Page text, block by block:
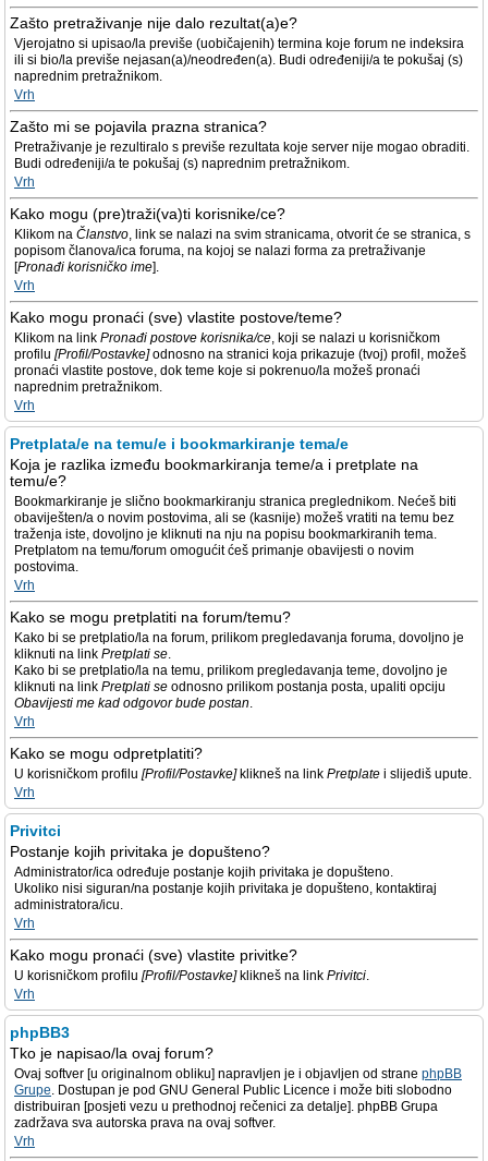
Zašto pretraživanje nije dalo rezultat(a)e?
Vjerojatno si upisao/la previše (uobičajenih) termina koje forum ne indeksira
ili si bio/la previše nejasan(a)/neodređen(a). Budi određeniji/a te pokušaj (s)
naprednim pretražnikom.
Vrh
Zašto mi se pojavila prazna stranica?
Pretraživanje je rezultiralo s previše rezultata koje server nije mogao obraditi.
Budi određeniji/a te pokušaj (s) naprednim pretražnikom.
Vrh
Kako mogu (pre)traži(va)ti korisnike/ce?
Klikom na Članstvo, link se nalazi na svim stranicama, otvorit će se stranica, s
popisom članova/ica foruma, na kojoj se nalazi forma za pretraživanje
[Pronađi korisničko ime].
Vrh
Kako mogu pronaći (sve) vlastite postove/teme?
Klikom na link Pronađi postove korisnika/ce, koji se nalazi u korisničkom
profilu [Profil/Postavke]odnosno na stranici koja prikazuje (tvoj) profil, možeš
pronaći vlastite postove, dok teme koje si pokrenuo/la možeš pronaći
naprednim pretražnikom.
Vrh
Pretplata/e na temu/e i bookmarkiranje tema/e
Koja je razlika između bookmarkiranja teme/a i pretplate na
temu/e?
Bookmarkiranje je slično bookmarkiranju stranica preglednikom. Nećeš biti
obaviješten/a o novim postovima, ali se (kasnije) možeš vratiti na temu bez
traženja iste, dovoljno je kliknuti na nju na popisu bookmarkiranih tema.
Pretplatom na temu/forum omogućit ćeš primanje obavijesti o novim
postovima.
Vrh
Kako se mogu pretplatiti na forum/temu?
Kako bi se pretplatio/la na forum, prilikom pregledavanja foruma, dovoljno je
kliknuti na link Pretplati se.
Kako bi se pretplatio/la na temu, prilikom pregledavanja teme, dovoljno je
kliknuti na link Pretplati se odnosno prilikom postanja posta, upaliti opciju
Obavijesti me kad odgovor bude postan.
Vrh
Kako se mogu odpretplatiti?
U korisničkom profilu [Profil/Postavke]klikneš na link Pretplate i slijediš upute.
Vrh
Privitci
Postanje kojih privitaka je dopušteno?
Administrator/ica određuje postanje kojih privitaka je dopušteno.
Ukoliko nisi siguran/na postanje kojih privitaka je dopušteno, kontaktiraj
administratora/icu.
Vrh
Kako mogu pronaći (sve) vlastite privitke?
U korisničkom profilu [Profil/Postavke]klikneš na link Privitci.
Vrh
phpBB3
Tko je napisao/la ovaj forum?
Ovaj softver [u originalnom obliku] napravljen je i objavljen od strane phpBB
Grupe. Dostupan je pod GNU General Public Licence i može biti slobodno
distribuiran [posjeti vezu u prethodnoj rečenici za detalje]. phpBB Grupa
zadržava sva autorska prava na ovaj softver.
Vrh